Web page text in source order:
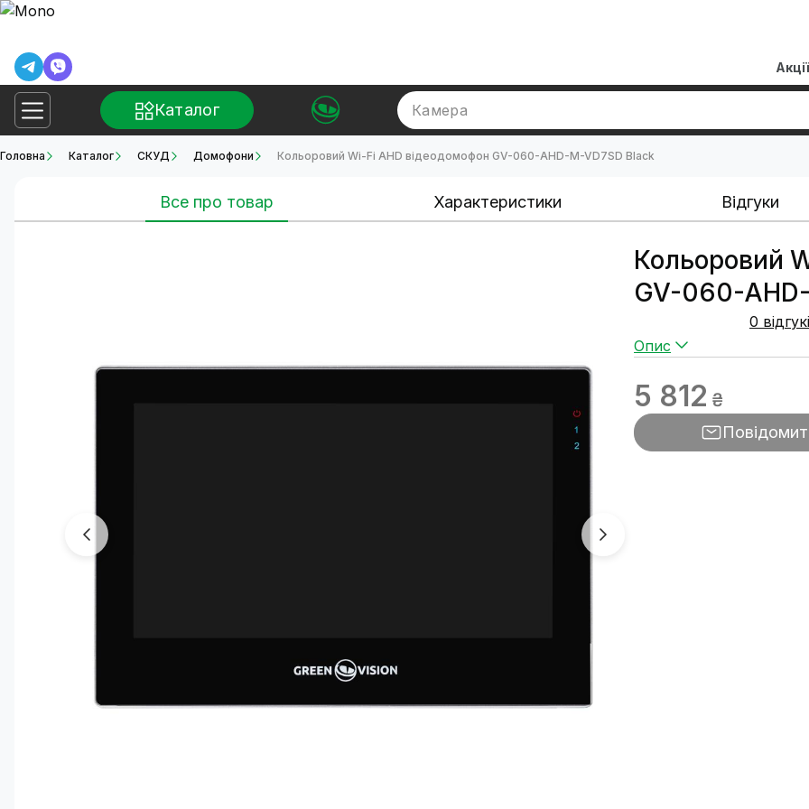
Акції
Каталог Камера
Головна Каталог СКУД Домофони Кольоровий Wi-Fi AHD відеодомофон GV-060-AHD-M-VD7SD Black
Все про товар Характеристики Відгуки
Кольоровий
GV-060-
0
Опис
5 812 ₴